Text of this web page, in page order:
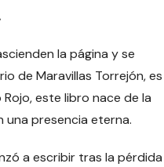
la página y se
de Maravillas Torrejón, es
este libro nace de la
una presencia eterna.
a escribir tras la pérdida